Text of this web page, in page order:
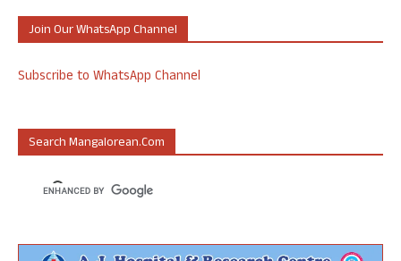
Join Our WhatsApp Channel
Subscribe to WhatsApp Channel
Search Mangalorean.com